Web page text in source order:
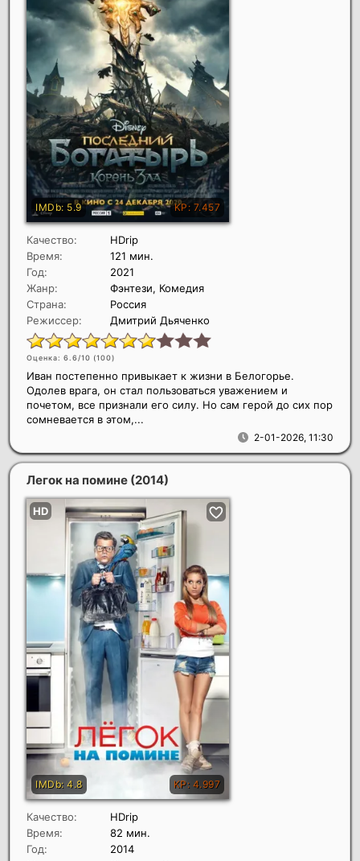
Качество:
HDrip
Время:
121 мин.
Год:
2021
Жанр:
Фэнтези, Комедия
Страна:
Россия
Режиссер:
Дмитрий Дьяченко
Оценка: 6.6/10 (100)
2-01-2026, 11:30
Иван постепенно привыкает к жизни в Белогорье.
Одолев врага, он стал пользоваться уважением и
почетом, все признали его силу. Но сам герой до сих пор
сомневается в этом,...
Легок на помине (2014)
Качество:
HDrip
Время:
82 мин.
Год:
2014